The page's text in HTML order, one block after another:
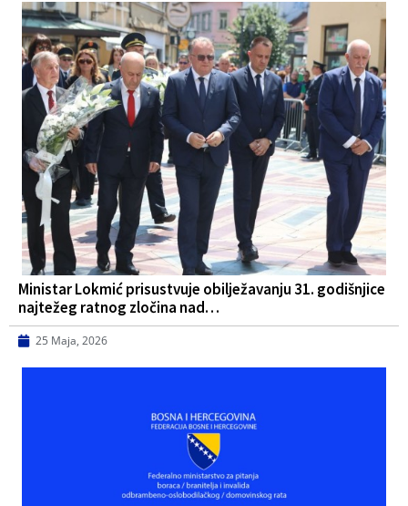
Ministar Lokmić prisustvuje obilježavanju 31. godišnjice
najtežeg ratnog zločina nad…
25 Maja, 2026